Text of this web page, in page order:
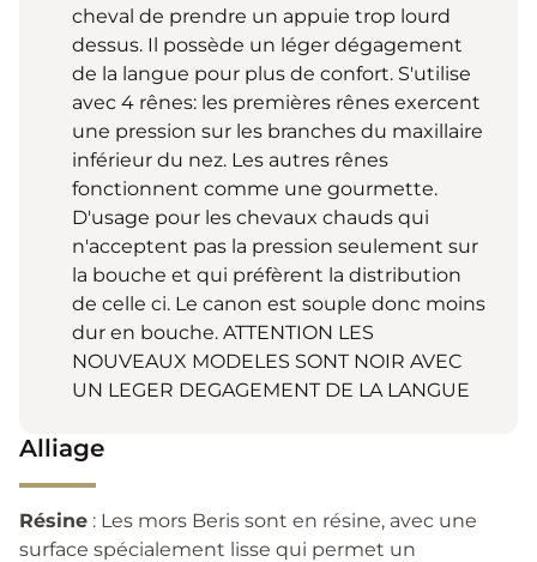
cheval de prendre un appuie trop lourd
dessus. Il possède un léger dégagement
de la langue pour plus de confort. S'utilise
avec 4 rênes: les premières rênes exercent
une pression sur les branches du maxillaire
inférieur du nez. Les autres rênes
fonctionnent comme une gourmette.
D'usage pour les chevaux chauds qui
n'acceptent pas la pression seulement sur
la bouche et qui préfèrent la distribution
de celle ci. Le canon est souple donc moins
dur en bouche. ATTENTION LES
NOUVEAUX MODELES SONT NOIR AVEC
UN LEGER DEGAGEMENT DE LA LANGUE
Alliage
Résine : Les mors Beris sont en résine, avec une
surface spécialement lisse qui permet un